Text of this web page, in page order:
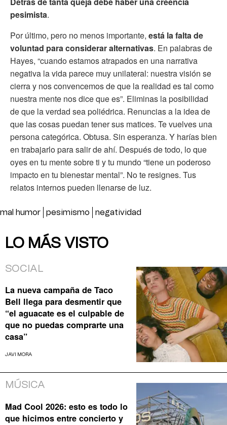
pesimista.
Por último, pero no menos importante, está la falta de
voluntad para considerar alternativas. En palabras de
Hayes, “cuando estamos atrapados en una narrativa
negativa la vida parece muy unilateral: nuestra visión se
cierra y nos convencemos de que la realidad es tal como
nuestra mente nos dice que es”. Eliminas la posibilidad
de que la verdad sea poliédrica. Renuncias a la idea de
que las cosas puedan tener sus matices. Te vuelves una
persona categórica. Obtusa. Sin esperanza. Y harías bien
en trabajarlo para salir de ahí. Después de todo, lo que
oyes en tu mente sobre ti y tu mundo “tiene un poderoso
impacto en tu bienestar mental”. No te resignes. Tus
relatos internos pueden llenarse de luz.
mal humor pesimismo negatividad
LO MÁS VISTO
SOCIAL
La nueva campaña de Taco
Bell llega para desmentir que
“el aguacate es el culpable de
que no puedas comprarte una
casa”
JAVI MORA
MÚSICA
Mad Cool 2026: esto es todo lo
que hicimos entre concierto y